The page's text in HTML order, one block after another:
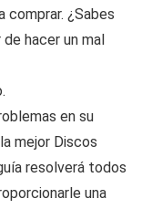
comprar. ¿Sabes
hacer un mal
en su
mejor Discos
resolverá todos
una